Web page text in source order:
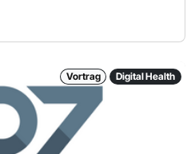
Vortrag Digital Health